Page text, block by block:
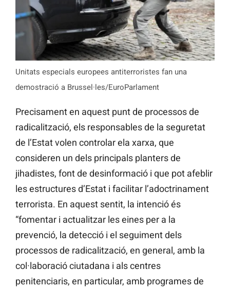
Unitats especials europees antiterroristes fan una
demostració a Brussel·les/EuroParlament
Precisament en aquest punt de processos de
radicalització, els responsables de la seguretat
de l’Estat volen controlar ela xarxa, que
consideren un dels principals planters de
jihadistes, font de desinformació i que pot afeblir
les estructures d’Estat i facilitar l’adoctrinament
terrorista. En aquest sentit, la intenció és
“fomentar i actualitzar les eines per a la
prevenció, la detecció i el seguiment dels
processos de radicalització, en general, amb la
col·laboració ciutadana i als centres
penitenciaris, en particular, amb programes de